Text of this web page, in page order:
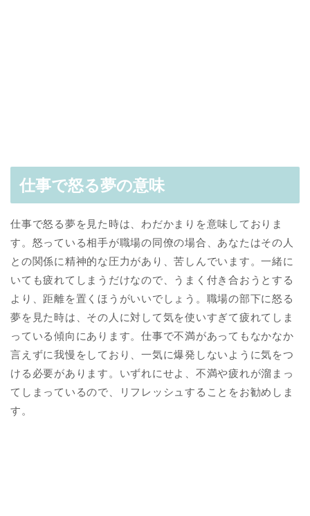
仕事で怒る夢の意味
仕事で怒る夢を見た時は、わだかまりを意味しておりま
す。怒っている相手が職場の同僚の場合、あなたはその人
との関係に精神的な圧力があり、苦しんでいます。一緒に
いても疲れてしまうだけなので、うまく付き合おうとする
より、距離を置くほうがいいでしょう。職場の部下に怒る
夢を見た時は、その人に対して気を使いすぎて疲れてしま
っている傾向にあります。仕事で不満があってもなかなか
言えずに我慢をしており、一気に爆発しないように気をつ
ける必要があります。いずれにせよ、不満や疲れが溜まっ
てしまっているので、リフレッシュすることをお勧めしま
す。